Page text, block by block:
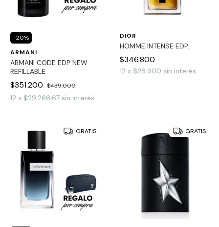
-20%
ARMANI
ARMANI CODE EDP NEW
REFILLABLE
$351.200 $439.000
12 x $29.266,67 sin interés
DIOR
HOMME INTENSE EDP.
$346.800
12 x $28.900 sin interés
GRATIS GRATIS